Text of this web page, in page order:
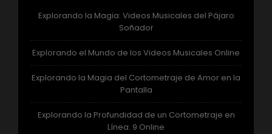
Explorando la Magia: Videos Musicales del Pájaro
Soñador
Explorando el Mundo de los Videos Musicales Online
Explorando la Magia del Cortometraje de Amor en la
Pantalla
Explorando la Profundidad de un Cortometraje en
Línea: 9 Online